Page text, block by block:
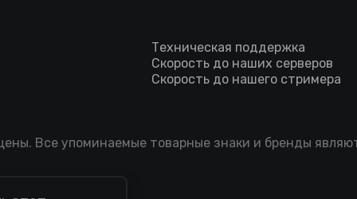
Техническая поддержка
Скорость до наших серверов
Скорость до нашего стримера
Все упоминаемые товарные знаки и бренды